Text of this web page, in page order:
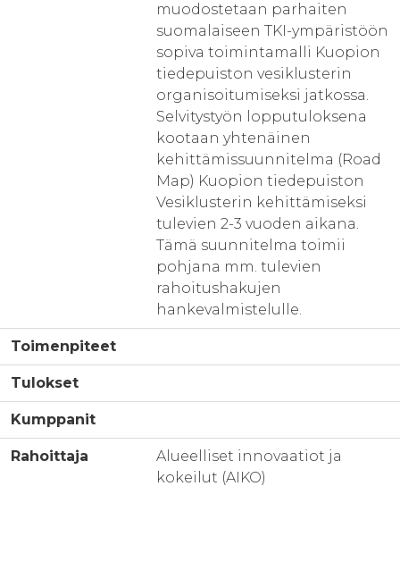
muodostetaan parhaiten
suomalaiseen TKI-ympäristöön
sopiva toimintamalli Kuopion
tiedepuiston vesiklusterin
organisoitumiseksi jatkossa.
Selvitystyön lopputuloksena
kootaan yhtenäinen
kehittämissuunnitelma (Road
Map) Kuopion tiedepuiston
Vesiklusterin kehittämiseksi
tulevien 2-3 vuoden aikana.
Tämä suunnitelma toimii
pohjana mm. tulevien
rahoitushakujen
hankevalmistelulle.
Toimenpiteet
Tulokset
Kumppanit
Rahoittaja
Alueelliset innovaatiot ja
kokeilut (AIKO)